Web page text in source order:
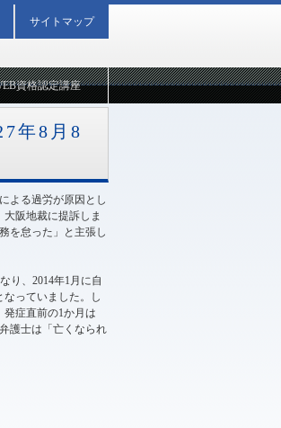
年8月8
よる過労が原因とし
阪地裁に提訴しま
を怠った」と主張し
り、2014年1月に自
っていました。し
症直前の1か月は
護士は「亡くなられ
資格認定講座
サイトマップ